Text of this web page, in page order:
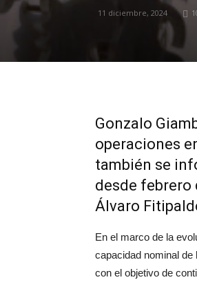
11 diciembre, 2024
Gonzalo
operaciones
también se
desde febrero
Álvaro
En el marco de la
capacidad nominal
con el objetivo de